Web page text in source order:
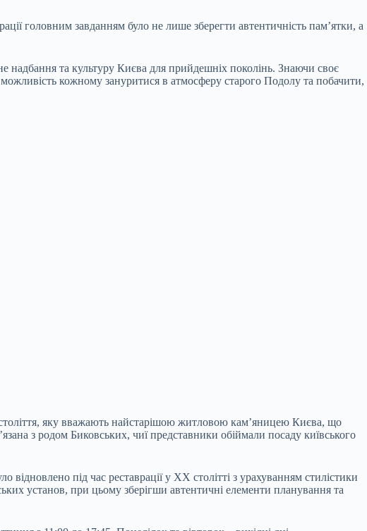
головним завданням було не лише зберегти автентичність пам’ятки, а
надбання та культуру Києва для прийдешніх поколінь. Знаючи своє
кожному зануритися в атмосферу старого Подолу та побачити,
яку вважають найстарішою житловою кам’яницею Києва, що
з родом Биковських, чиї представники обіймали посаду київського
під час реставрації у XX столітті з урахуванням стилістики
установ, при цьому зберігши автентичні елементи планування та